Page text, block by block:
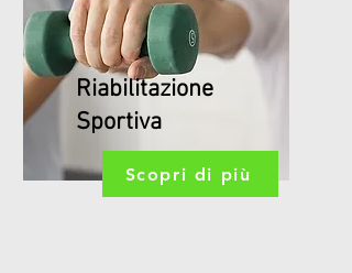
Riabilitazione
Sportiva
Scopri di più